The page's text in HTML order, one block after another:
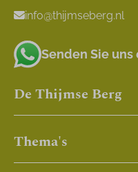
info@thijmseberg.nl
Senden Sie
De Thijmse Berg
Thema's